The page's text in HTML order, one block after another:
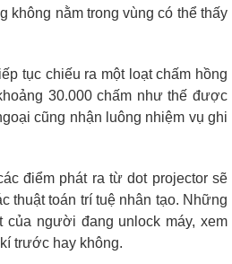
không nằm trong vùng có thể thấy
tục chiếu ra một loạt chấm hồng
30.000 chấm như thế được
cũng nhận luông nhiệm vụ ghi
điểm phát ra từ dot projector sẽ
thuật toán trí tuệ nhân tạo. Những
người đang unlock máy, xem
trước hay không.